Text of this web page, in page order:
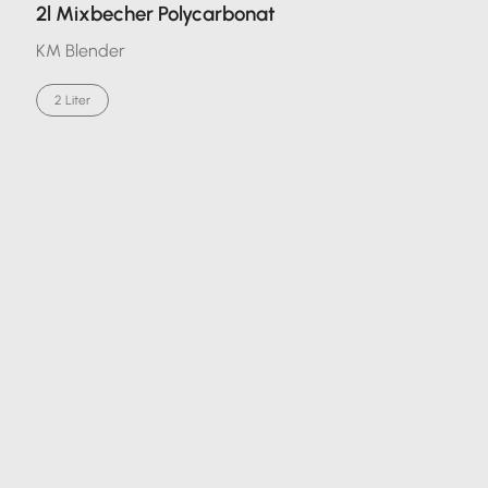
2l Mixbecher Polycarbonat
KM Blender
2 Liter